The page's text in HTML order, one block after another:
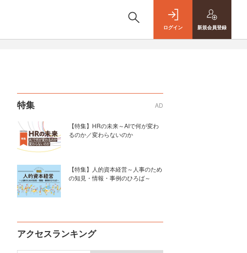
ログイン 新規会員登録
特集 AD
【特集】HRの未来～AIで何が変わ
るのか／変わらないのか
【特集】人的資本経営～人事のため
の知見・情報・事例のひろば～
アクセスランキング